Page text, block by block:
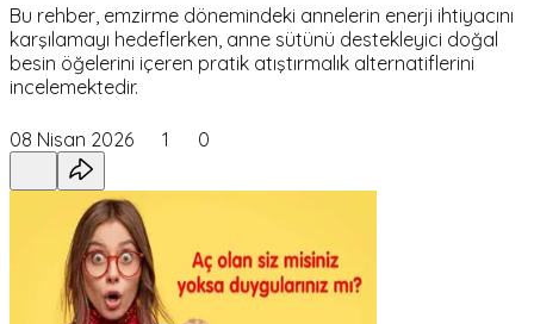
Bu rehber, emzirme dönemindeki annelerin enerji ihtiyacını
karşılamayı hedeflerken, anne sütünü destekleyici doğal
besin öğelerini içeren pratik atıştırmalık alternatiflerini
incelemektedir.
08 Nisan 2026 1 0